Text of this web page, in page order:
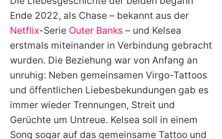
Ende 2022, als Chase – bekannt aus der
Netflix-Serie Outer Banks – und Kelsea
erstmals miteinander in Verbindung gebracht
wurden. Die Beziehung war von Anfang an
unruhig: Neben gemeinsamen Virgo-Tattoos
und öffentlichen Liebesbekundungen gab es
immer wieder Trennungen, Streit und
Gerüchte um Untreue. Kelsea soll in einem
Song sogar auf das gemeinsame Tattoo und